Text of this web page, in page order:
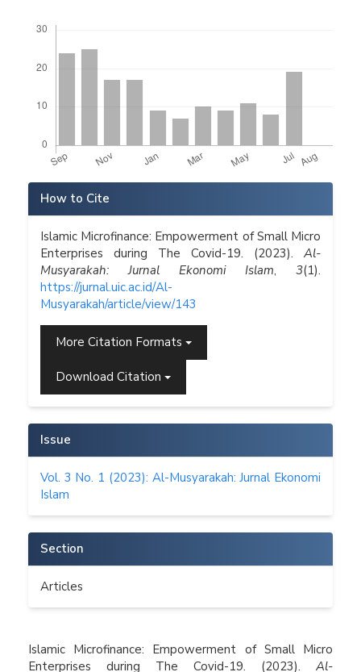
Article
Details
How to Cite
Islamic Microfinance: Empowerment of Small Micro
Enterprises during The Covid-19. (2023). Al-
Musyarakah: Jurnal Ekonomi Islam, 3(1).
https://jurnal.uic.ac.id/Al-
Musyarakah/article/view/143
More Citation Formats
Download Citation
Issue
Vol. 3 No. 1 (2023): Al-Musyarakah: Jurnal Ekonomi
Islam
Section
Articles
Islamic Microfinance: Empowerment of Small Micro
Enterprises during The Covid-19. (2023). Al-